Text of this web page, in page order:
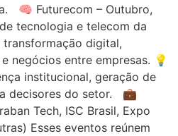
🧠 Futurecom – Outubro,
tecnologia e telecom da
transformação digital,
negócios entre empresas. 💡
institucional, geração de
decisores do setor. 💼
Tech, ISC Brasil, Expo
Esses eventos reúnem